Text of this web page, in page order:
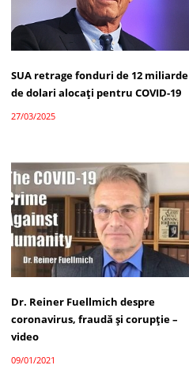
SUA retrage fonduri de 12 miliarde
de dolari alocați pentru COVID-19
27/03/2025
Dr. Reiner Fuellmich despre
coronavirus, fraudă și corupție –
video
09/01/2021